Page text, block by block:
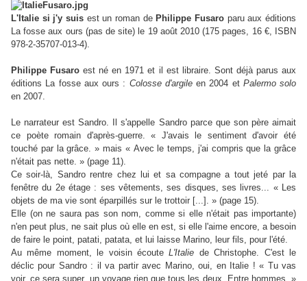
L'Italie si j'y suis est un roman de Philippe Fusaro paru aux éditions
La fosse aux ours (pas de site) le 19 août 2010 (175 pages, 16 €, ISBN
978-2-35707-013-4).
Philippe Fusaro est né en 1971 et il est libraire. Sont déjà parus aux
éditions La fosse aux ours : Colosse d'argileen 2004 et Palermo solo
en 2007.
Le narrateur est Sandro. Il s'appelle Sandro parce que son père aimait
ce poète romain d'après-guerre. « J'avais le sentiment d'avoir été
touché par la grâce. » mais « Avec le temps, j'ai compris que la grâce
n'était pas nette. » (page 11).
Ce soir-là, Sandro rentre chez lui et sa compagne a tout jeté par la
fenêtre du 2e étage : ses vêtements, ses disques, ses livres... « Les
objets de ma vie sont éparpillés sur le trottoir [...]. » (page 15).
Elle (on ne saura pas son nom, comme si elle n'était pas importante)
n'en peut plus, ne sait plus où elle en est, si elle l'aime encore, a besoin
de faire le point, patati, patata, et lui laisse Marino, leur fils, pour l'été.
Au même moment, le voisin écouteL'Italie de Christophe. C'est le
déclic pour Sandro : il va partir avec Marino, oui, en Italie ! « Tu vas
voir, ce sera super, un voyage rien que tous les deux. Entre hommes. »